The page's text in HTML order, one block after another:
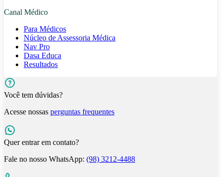
Canal Médico
Para Médicos
Núcleo de Assessoria Médica
Nav Pro
Dasa Educa
Resultados
Você tem dúvidas?
Acesse nossas perguntas frequentes
Quer entrar em contato?
Fale no nosso WhatsApp: (98) 3212-4488